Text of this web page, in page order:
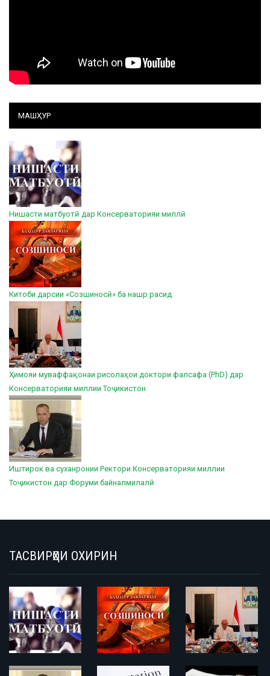
МАШҲУР
Нишасти матбуотӣ дар Консерваторияи миллӣ
Китоби дарсии «Созшиносӣ» ба нашр расид
Ҳимояи муваффақонаи рисолаҳои доктори фалсафа (PhD) дар
Консерваторияи миллии Тоҷикистон
Иштирок ва суханронии Ректори Консерваторияи миллии
Тоҷикистон дар Форуми байналмилалӣ
ТАСВИРҲОИ ОХИРИН